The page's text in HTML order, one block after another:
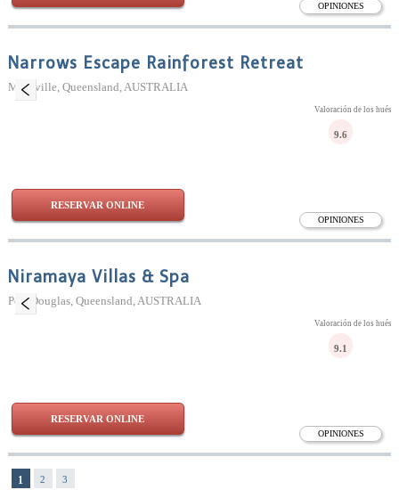
OPINIONES
Narrows Escape Rainforest Retreat
Montville, Queensland, AUSTRALIA
OPINIONES
Valoración de los
9.6
RESERVAR ONLINE
Niramaya Villas & Spa
Port Douglas, Queensland, AUSTRALIA
OPINIONES
Valoración de los
9.1
RESERVAR ONLINE
1 2 3